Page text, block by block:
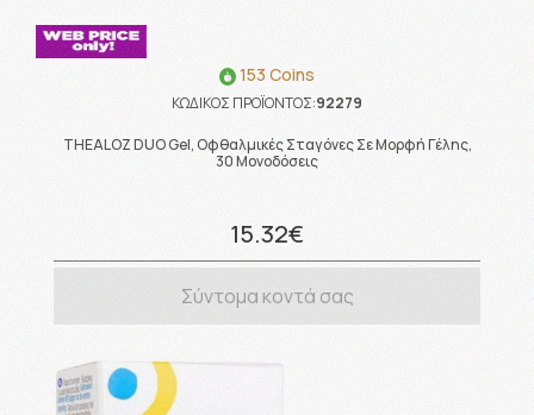
153 Coins
ΚΩΔΙΚΟΣ ΠΡΟΪΟΝΤΟΣ:92279
THEALOZ DUO Gel, Οφθαλμικές Σταγόνες Σε Μορφή Γέλης,
30 Μονοδόσεις
15.32€
Σύντομα κοντά σας